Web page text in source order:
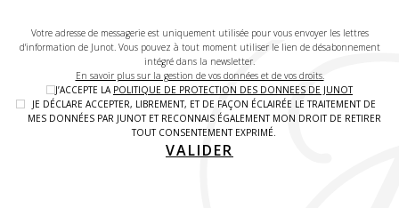
Votre adresse de messagerie est uniquement utilisée pour vous envoyer les lettres
d'information de Junot. Vous pouvez à tout moment utiliser le lien de désabonnement
intégré dans la newsletter.
En savoir plus sur la gestion de vos données et de vos droits.
J’ACCEPTE LA POLITIQUE DE PROTECTION DES DONNEES DE JUNOT
JE DÉCLARE ACCEPTER, LIBREMENT, ET DE FAÇON ÉCLAIRÉE LE TRAITEMENT DE
MES DONNÉES PAR JUNOT ET RECONNAIS ÉGALEMENT MON DROIT DE RETIRER
TOUT CONSENTEMENT EXPRIMÉ.
VALIDER